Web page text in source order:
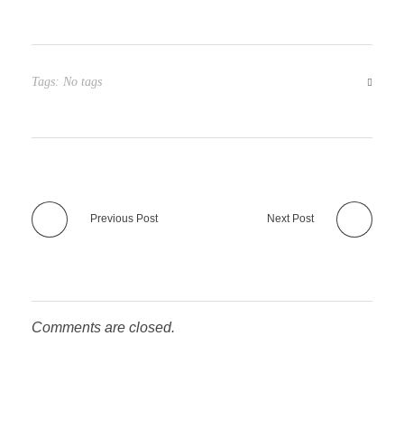
Tags: No tags
Previous Post Next Post
Comments are closed.